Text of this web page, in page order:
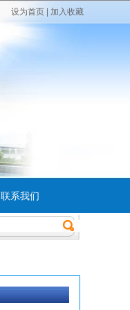
设为首页 加入收藏
联系我们